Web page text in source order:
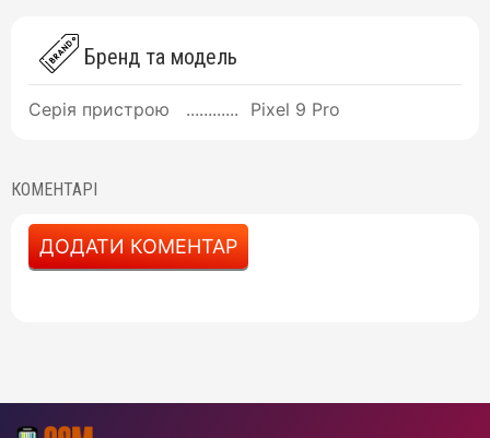
Бренд та модель
Серія пристрою Pixel 9 Pro
КОМЕНТАРІ
ДОДАТИ КОМЕНТАР